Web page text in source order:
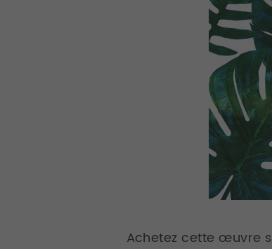
Achetez cette œuvre